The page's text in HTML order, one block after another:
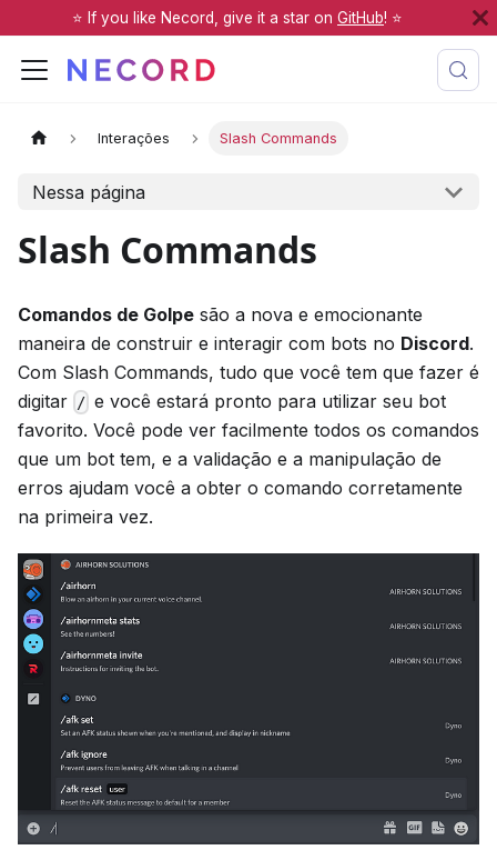
⭐️ If you like Necord, give it a star on GitHub! ⭐️
Interações Slash Commands
Nessa página
Slash Commands
Comandos de Golpe são a nova e emocionante
maneira de construir e interagir com bots no Discord.
Com Slash Commands, tudo que você tem que fazer é
digitar
/ e você estará pronto para utilizar seu bot
favorito. Você pode ver facilmente todos os comandos
que um bot tem, e a validação e a manipulação de
erros ajudam você a obter o comando corretamente
na primeira vez.